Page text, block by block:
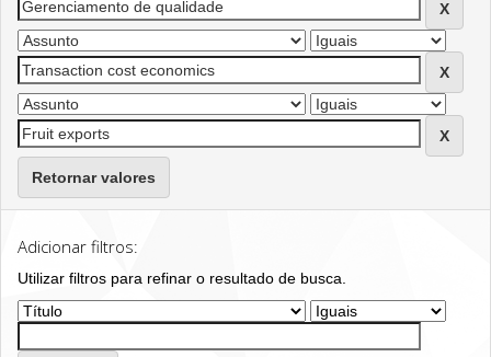
Retornar valores
Adicionar filtros:
Utilizar filtros para refinar o resultado de busca.